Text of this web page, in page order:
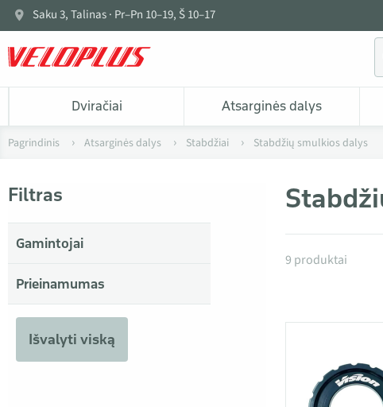
Saku 3, Talinas · Pr–Pn 10–19, Š 10–17
Dviračiai Atsarginės dalys
Pagrindinis Atsarginės dalys Stabdžiai Stabdžių smulkios dalys
Filtras
Gamintojai
Prieinamumas
Išvalyti viską
Produktai
9 produktai